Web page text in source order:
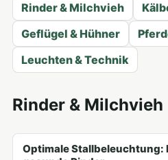
Rinder & Milchvieh
Geflügel & Hühner
Leuchten & Technik
Rinder & Milchvieh
Optimale Stallbeleuchtung: